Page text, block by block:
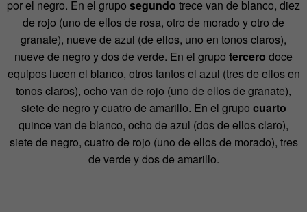
por el negro. En el grupo segundo trece van de blanco, diez
de rojo (uno de ellos de rosa, otro de morado y otro de
granate), nueve de azul (de ellos, uno en tonos claros),
nueve de negro y dos de verde. En el grupo tercero doce
equipos lucen el blanco, otros tantos el azul (tres de ellos en
tonos claros), ocho van de rojo (uno de ellos de granate),
siete de negro y cuatro de amarillo. En el grupo cuarto
quince van de blanco, ocho de azul (dos de ellos claro),
siete de negro, cuatro de rojo (uno de ellos de morado), tres
de verde y dos de amarillo.